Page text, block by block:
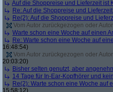
Auf die Shoppreise und Lieferzeit ist
Re: Auf die Shoppreise und
Re(2): Auf die Shoppreise und
Vom Autor zurückgezogen oder
Warte schon eine Woche auf einen
Re: Warte schon eine Woche auf
16:48:54)
Vom Autor zurückgezogen oder
20:03:20)
Bisher selten genutzt, aber
14 Tage für In-Ear-Kopfhörer und
Re(2): Warte schon eine Woche auf
15:58:12)